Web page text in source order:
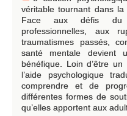
véritable tournant dans
Face aux défis du
professionnelles, aux
traumatismes passés,
santé mentale devient
bénéfique. Loin d’être
l’aide psychologique
comprendre et de
différentes formes de
qu’elles apportent aux